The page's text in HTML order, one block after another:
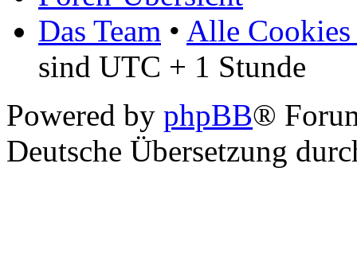
Das Team • Alle Cookies
sind UTC + 1 Stunde
Powered by phpBB®
Deutsche Übersetzung